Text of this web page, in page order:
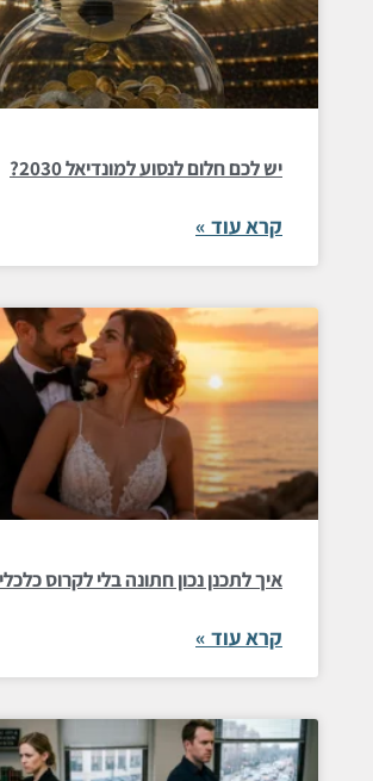
יש לכם חלום לנסוע למונדיאל 2030?
קרא עוד »
איך לתכנן נכון חתונה בלי לקרוס
קרא עוד »